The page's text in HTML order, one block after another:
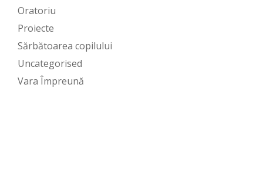
Oratoriu
Proiecte
Sărbătoarea copilului
Uncategorised
Vara Împreună